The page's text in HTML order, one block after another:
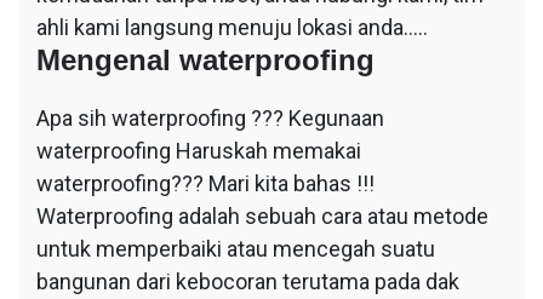
ahli kami langsung menuju lokasi anda…..
Mengenal waterproofing
Apa sih waterproofing ??? Kegunaan
waterproofing Haruskah memakai
waterproofing??? Mari kita bahas !!!
Waterproofing adalah sebuah cara atau metode
untuk memperbaiki atau mencegah suatu
bangunan dari kebocoran terutama pada dak